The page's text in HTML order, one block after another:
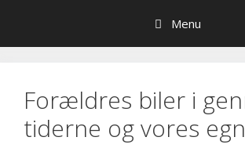
indhold
Menu
Forældres biler i
tiderne og vores